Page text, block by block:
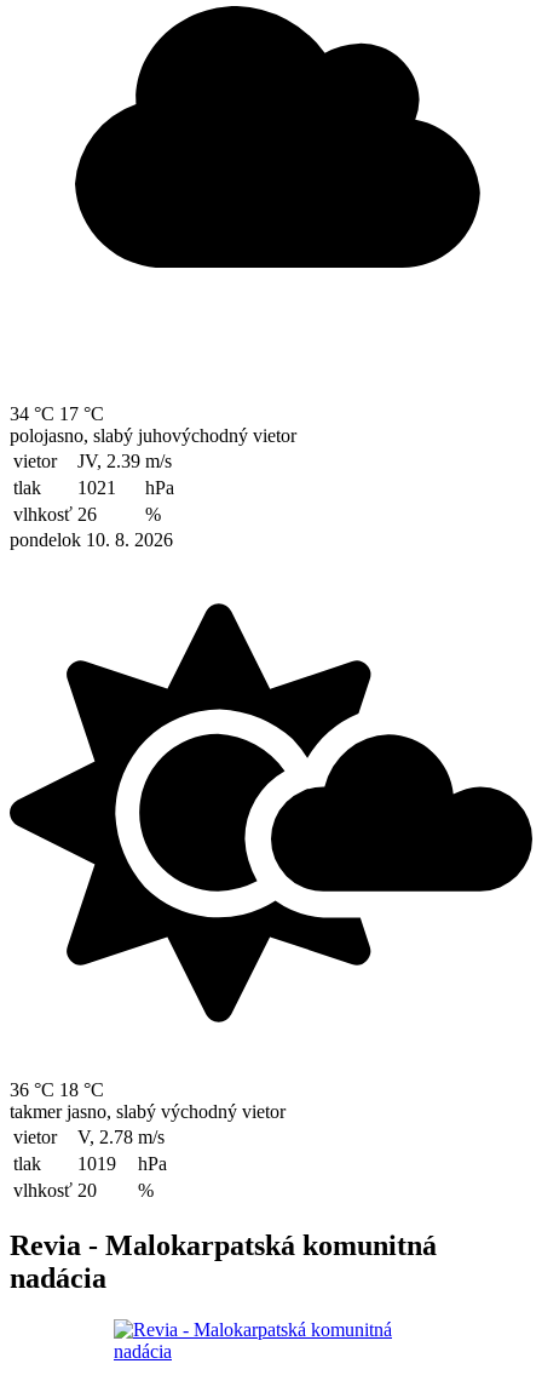
34 °C 17 °C
polojasno, slabý juhovýchodný vietor
vietor
JV, 2.39 m/s
tlak
1021
hPa
vlhkosť 26
%
pondelok 10. 8. 2026
36 °C 18 °C
takmer jasno, slabý východný vietor
vietor
V, 2.78 m/s
tlak
1019
hPa
vlhkosť 20 %
Revia - Malokarpatská komunitná
nadácia